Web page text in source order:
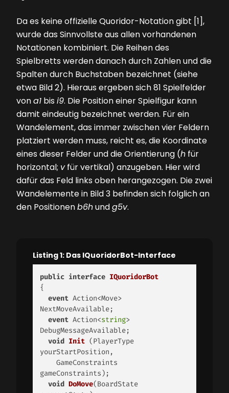
Da es keine offizielle Quoridor-Notation gibt [1],
wurde das Sinnvollste aus allen vorhandenen
Notationen kombiniert. Die Reihen des
Spielbretts werden danach durch Zahlen und die
Spalten durch Buchstaben bezeichnet (siehe
etwa Bild 2). Hieraus ergeben sich 81 Spielfelder
vona1 bis i9. Die Posi­tion einer Spielfigur kann
damit eindeutig bezeichnet werden. Für ein
Wandelement, das immer zwischen vier Feldern
platziert werden muss, reicht es, die Koordinate
eines dieser Felder und die Orientierung (h für
horizontal; vfür vertikal) anzugeben. Hier wird
dafür das Feld links oben herangezogen. Die zwei
Wandelemente in Bild 3 befinden sich folglich an
den Positionenb6hundg5v.
Listing 1: Das IQuoridorBot-Interface
public interface IQuoridorBot
{
event Action<Move>
NextMoveAvailable;
event Action<string>
DebugMessageAvailable;
void Init (PlayerType
yourStartPosition,
gameConstraints ) ;
void DoMove(BoardState